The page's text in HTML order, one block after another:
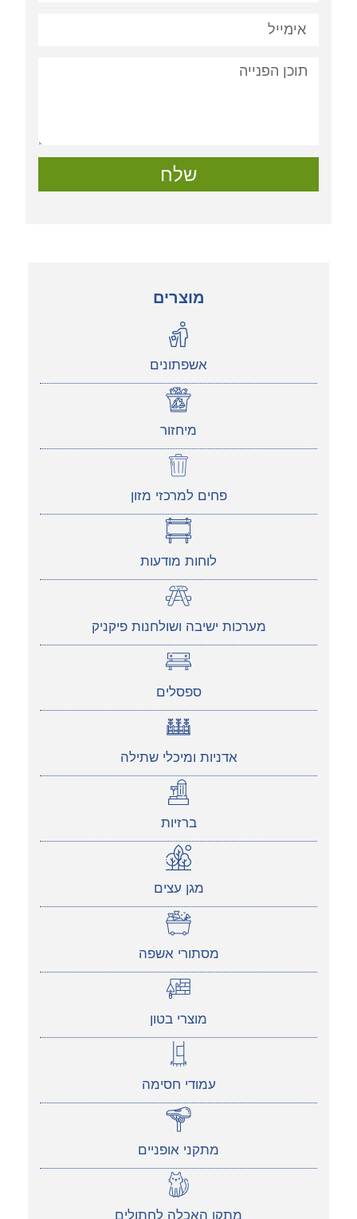
מוצרים
אשפתונים
מיחזור
פחים למרכזי מזון
לוחות מודעות
מערכות ישיבה ושולחנות פיקניק
ספסלים
אדניות ומיכלי שתילה
ברזיות
מגן עצים
מסתורי אשפה
מוצרי בטון
עמודי חסימה
מתקני אופניים
מתקן האכלה לחתולים
שלח